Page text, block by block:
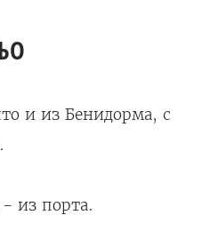
и из Бенидорма, с
из порта.